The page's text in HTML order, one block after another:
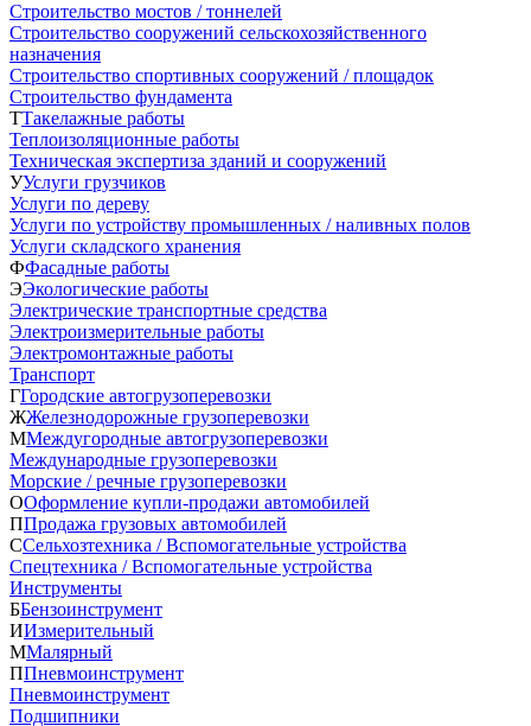
Строительство мостов / тоннелей
Строительство сооружений сельскохозяйственного
назначения
Строительство спортивных сооружений / площадок
Строительство фундамента
ТТакелажные работы
Теплоизоляционные работы
Техническая экспертиза зданий и сооружений
УУслуги грузчиков
Услуги по дереву
Услуги по устройству промышленных / наливных полов
Услуги складского хранения
ФФасадные работы
ЭЭкологические работы
Электрические транспортные средства
Электроизмерительные работы
Электромонтажные работы
Транспорт
ГГородские автогрузоперевозки
ЖЖелезнодорожные грузоперевозки
ММеждугородные автогрузоперевозки
Международные грузоперевозки
Морские / речные грузоперевозки
ООформление купли-продажи автомобилей
ППродажа грузовых автомобилей
ССельхозтехника / Вспомогательные устройства
Спецтехника / Вспомогательные устройства
Инструменты
ББензоинструмент
ИИзмерительный
ММалярный
ППневмоинструмент
Пневмоинструмент
Подшипники